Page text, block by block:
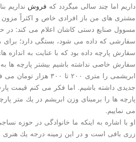
داریم اما چند سالی میگردد كه فروش نداریم
مشتری های من باز افرادی خاص و اكثراً مزون
مسوول صنایع دستی كاشان اعلام می كند: در
سفارشی كه داده می شود، بستگی دارد؛ برای
سفارش پارچه داده بود كه با عنایت به اندازه
سفارش خاصی نداشته باشیم بیشتر پارچه ها
ابریشمی را متری ۲۰۰
پارچه ها را برمبنای وزن ابریشم در یك متر
می نماییم.
او با اشاره به اینكه ما خانوادگی در حوزه
زری بافی است و در این زمینه درجه یك